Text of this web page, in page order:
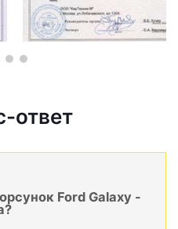
ответ
Ford Galaxy -